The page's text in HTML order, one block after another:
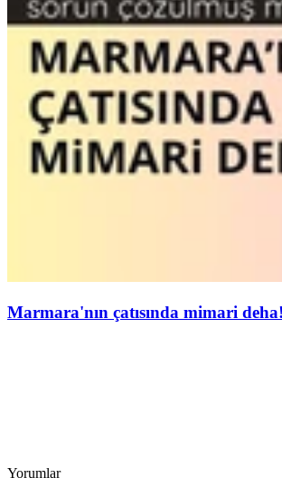
Marmara'nın çatısında mimari deha!
Yorumlar